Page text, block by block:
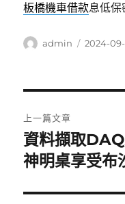
板橋機車借款息低保
作
admin
發
2024-
章
導
覽
上一篇文章
上
一
文
資料擷取
神明桌享受布